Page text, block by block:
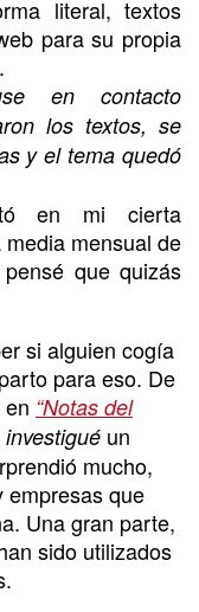
literal, textos
para su propia
en contacto
los textos, se
y el tema quedó
en mi cierta
mensual de
que quizás
si alguien cogía
para eso. De
“Notas del
investigué un
mucho,
empresas que
Una gran parte,
sido utilizados